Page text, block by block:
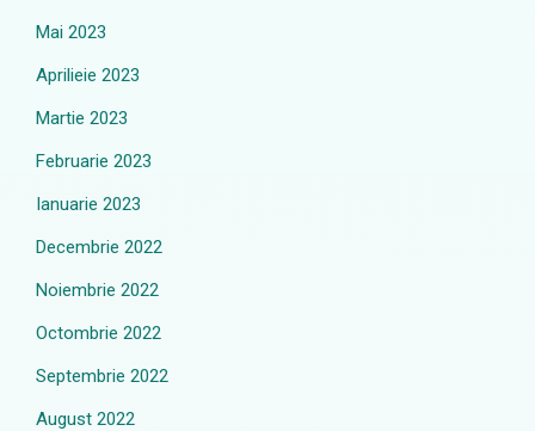
Mai 2023
Aprilieie 2023
Martie 2023
Februarie 2023
Ianuarie 2023
Decembrie 2022
Noiembrie 2022
Octombrie 2022
Septembrie 2022
August 2022